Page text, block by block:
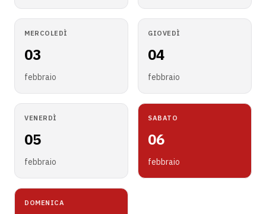
MERCOLEDÌ
03
febbraio
GIOVEDÌ
04
febbraio
VENERDÌ
05
febbraio
SABATO
06
febbraio
DOMENICA